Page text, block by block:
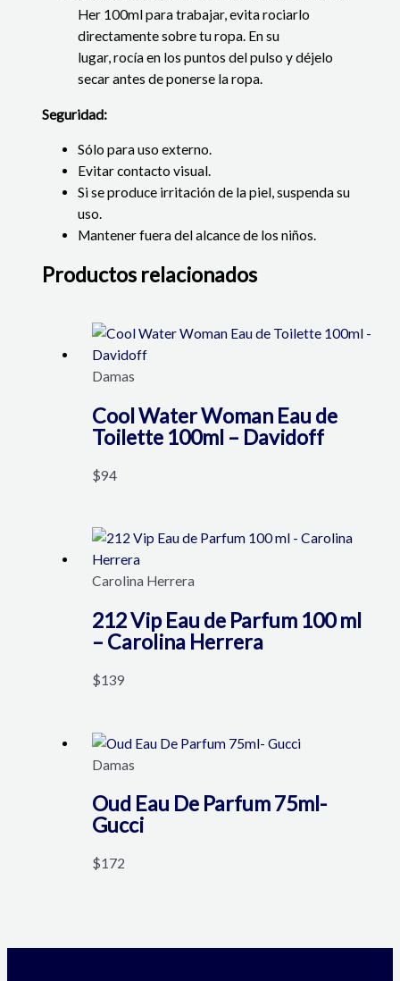
Her 100ml para trabajar, evita rociarlo
directamente sobre tu ropa. En su
lugar, rocía en los puntos del pulso y déjelo
secar antes de ponerse la ropa.
Seguridad:
Sólo para uso externo.
Evitar contacto visual.
Si se produce irritación de la piel, suspenda su
uso.
Mantener fuera del alcance de los niños.
Productos relacionados
Damas
Cool Water Woman Eau de
Toilette 100ml – Davidoff
$94
Carolina Herrera
212 Vip Eau de Parfum 100 ml
– Carolina Herrera
$139
Damas
Oud Eau De Parfum 75ml-
Gucci
$172